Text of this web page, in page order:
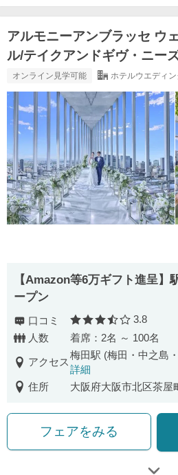
アルモニーアンブラッセ ウ
ル/テイクアンドギヴ・ニー
オンライン見学可能 ホテルウエディン
【Amazon等6万ギフト進呈】
ープン
口コミ 口コミ評価
3.8
人数
着席：2名 ～ 100名
アクセス
梅田駅 (梅田・中之島
詳細
住所
大阪府大阪市北区茶屋
フェアをみる